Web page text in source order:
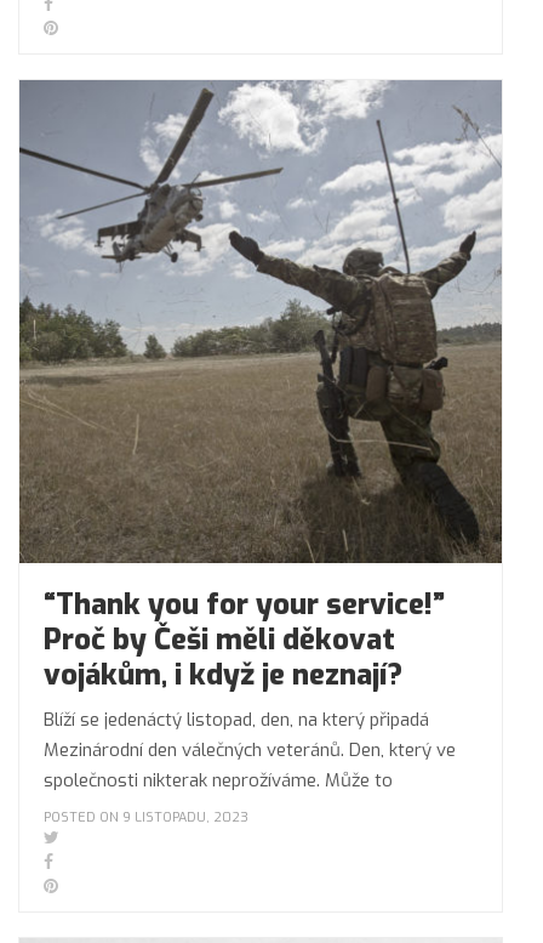
“Thank you for your service!”
Proč by Češi měli děkovat
vojákům, i když je neznají?
Blíží se jedenáctý listopad, den, na který připadá
Mezinárodní den válečných veteránů. Den, který ve
společnosti nikterak neprožíváme. Může to
POSTED ON 9 LISTOPADU, 2023